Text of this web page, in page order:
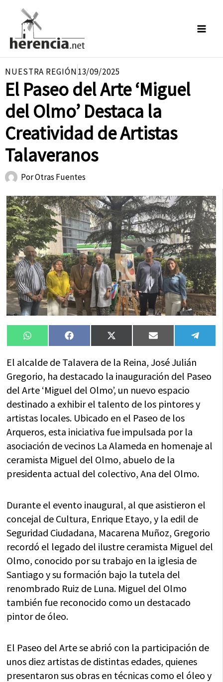
contenido
NUESTRA REGIÓN13/09/2025
El Paseo del Arte ‘Miguel
del Olmo’ Destaca la
Creatividad de Artistas
Talaveranos
PorOtras Fuentes
Compartir
en
WhatsAppCompartir
en
FacebookCompartir
en
X
(Twitter)
Compartir
en
Email
en
El alcalde de Talavera de la Reina, José Julián
Gregorio, ha destacado la inauguración del Paseo
del Arte ‘Miguel del Olmo’, un nuevo espacio
destinado a exhibir el talento de los pintores y
artistas locales. Ubicado en el Paseo de los
Arqueros, esta iniciativa fue impulsada por la
asociación de vecinos La Alameda en homenaje al
ceramista Miguel del Olmo, abuelo de la
presidenta actual del colectivo, Ana del Olmo.
Durante el evento inaugural, al que asistieron el
concejal de Cultura, Enrique Etayo, y la edil de
Seguridad Ciudadana, Macarena Muñoz, Gregorio
recordó el legado del ilustre ceramista Miguel del
Olmo, conocido por su trabajo en la iglesia de
Santiago y su formación bajo la tutela del
renombrado Ruiz de Luna. Miguel del Olmo
también fue reconocido como un destacado
pintor de óleo.
El Paseo del Arte se abrió con la participación de
unos diez artistas de distintas edades, quienes
presentaron sus obras en técnicas como el óleo y